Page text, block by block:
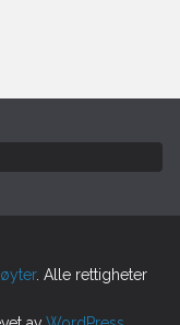
. Alle rettigheter